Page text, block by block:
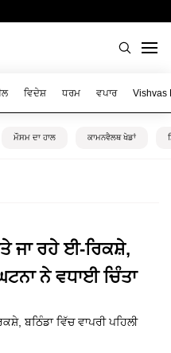
ਵਿਦੇਸ਼ ਧਰਮ ਵਪਾਰ Vishvas
ਮੌਸਮ ਦਾ ਹਾਲ ਕਾਮਨਵੈਲਥ ਖੇਡਾਂ
ਜਾ ਰਹੇ ਈ-ਰਿਕਸ਼ੇ,
ਨੇ ਵਧਾਈ ਚਿੰਤਾ
ਬਠਿੰਡਾ ਵਿੱਚ ਵਾਪਰੀ ਪਹਿਲੀ